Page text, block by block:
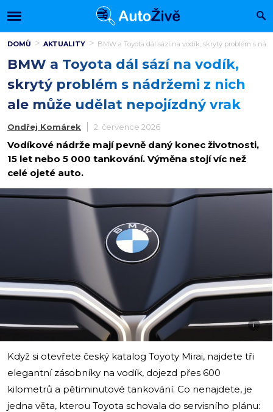
DOMŮ AKTUALITY BMW a Toyota dál sází na vodík, skrytý problém s
BMW a Toyota dál sází na vodík,
skrytý problém s nádržemi z nich
ale může udělat nepojízdný vrak
Ondřej Komárek 2. července 2026
Vodíkové nádrže mají pevně daný konec životnosti,
15 let nebo 5 000 tankování. Výměna stojí víc než
celé ojeté auto.
i
Když si otevřete český katalog Toyoty Mirai, najdete tři
elegantní zásobníky na vodík, dojezd přes 600
kilometrů a pětiminutové tankování. Co nenajdete, je
jedna věta, kterou Toyota schovala do servisního plánu: